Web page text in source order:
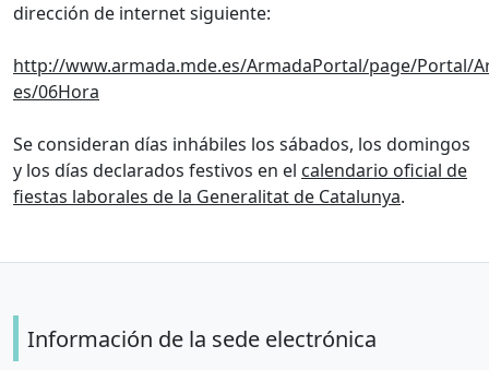
dirección de internet siguiente:
http://www.armada.mde.es/ArmadaPortal/page/Portal/
es/06Hora
Se consideran días inhábiles los sábados, los domingos
y los días declarados festivos en el calendario oficial de
fiestas laborales de la Generalitat de Catalunya.
Información de la sede electrónica